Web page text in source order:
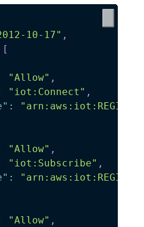
10-17" ,
[
"Allow" ,
"iot:Connect" ,
:
"Allow" ,
"iot:Subscribe" ,
:
"Allow" ,